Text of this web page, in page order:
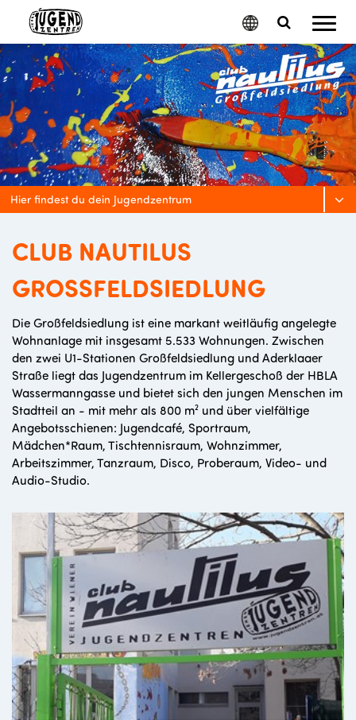
Menu
Toggle
Search
Google
Translate
Hier findest du dein Jugendzentrum
CLUB NAUTILUS
GROSSFELDSIEDLUNG
Die Großfeldsiedlung ist eine markant weitläufig angelegte
Wohnanlage mit insgesamt 5.533 Wohnungen. Zwischen
den zwei U1-Stationen Großfeldsiedlung und Aderklaaer
Straße liegt das Jugendzentrum im Kellergeschoß der HBLA
Wassermanngasse und bietet sich den jungen Menschen im
Stadtteil an - mit mehr als 800 m² und über vielfältige
Angebotsschienen: Jugendcafé, Sportraum,
Mädchen*Raum, Tischtennisraum, Wohnzimmer,
Arbeitszimmer, Tanzraum, Disco, Proberaum, Video- und
Audio-Studio.